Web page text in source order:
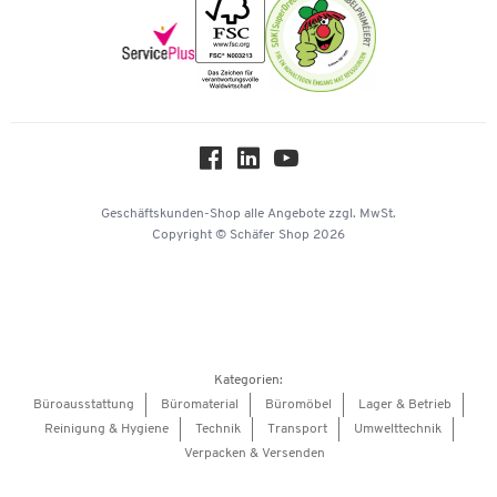
Geschäftskunden-Shop alle Angebote zzgl. MwSt.
Copyright © Schäfer Shop 2026
Kategorien:
Büroausstattung
Büromaterial Büromöbel
Lager & Betrieb
Reinigung & Hygiene
Technik Transport
Umwelttechnik
Verpacken & Versenden